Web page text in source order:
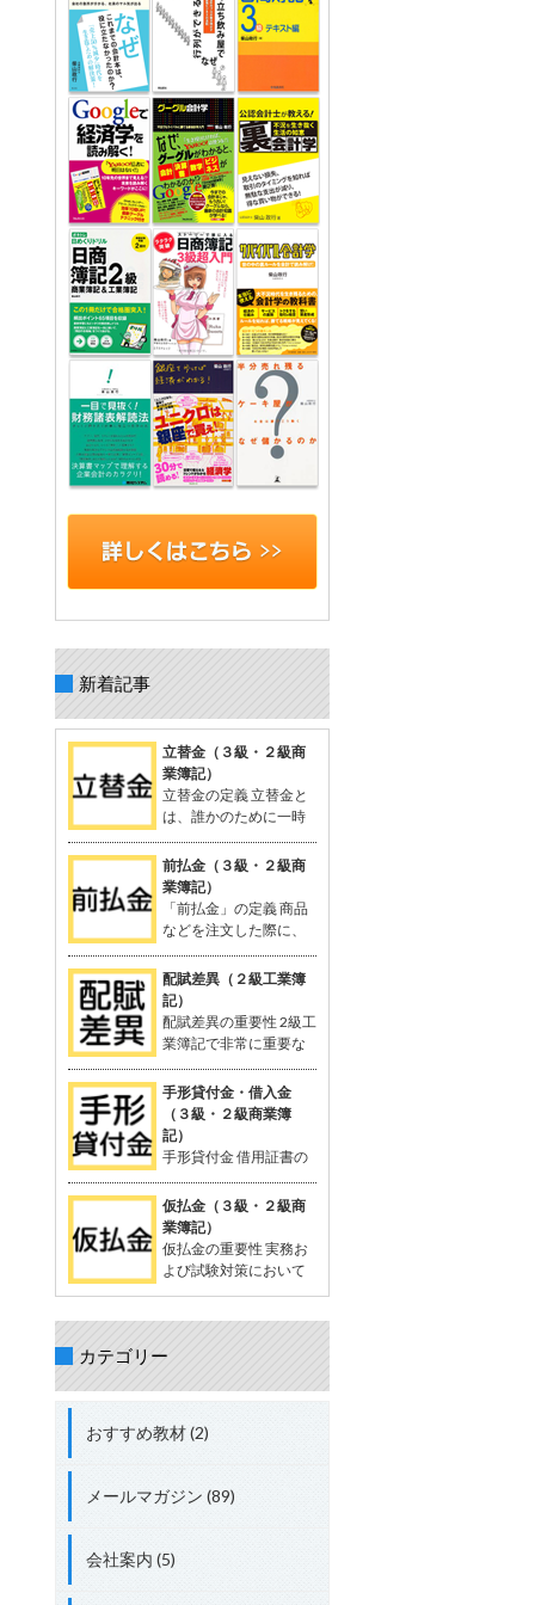
新着記事
立替金（３級・２級商
業簿記）
立替金の定義 立替金と
は、誰かのために一時
的に支払った代金で、
後日精算されるもの。 よく関連語句と
して「給料」がセットで出てくる。 立
替金の概念 例：従業員の個人的な支出
や取引先の負担すべき広告費などを、
一時的に立て替えて支払う。 支払った
金額は「将来返してもらう予定のお
金」として資産に計上される。 立替金
は「立替金の請求権」として扱われ、
資産勘定に計上。 簿記の問題での立替
金 給与支給時に従業員に対する立替金
を相殺する処理が出題されることがあ
る。 立替金の処理について理解してお
くことが重要。 具体的な取引例 例：従
業員の頼みで、個人的な支出65,000円
を立て替え、現金で支払う。 仕訳： 借
方：立替金 65,000円 貸方：現金
前払金（３級・２級商
業簿記）
「前払金」の定義 商品
などを注文した際に、
品物を受け取る前に支
払った手付金や内金のこと。 支払いに
関連する勘定科目として「前払金」が
使用される。 関連する用語：商品の仕
入れなど。 「前払金」の概念 契約や注
文が成立した際、手付金を支払うこと
が一般的。 支払った時点では品物の受
け取りが確定していないため、「一時
的に相手に預けているお金」として扱
う。 支払った金額は資産勘定に計上さ
れ、将来的に商品を受け取る権利を持
つと考えられる。 「前払金」の特性 仕
入れや費用として確定しているわけで
はない。 目的の品物が手に入らなけれ
ば、支払った金額を返金してもらうこ
ともある。 「前渡金」という用語も同
義で使用されることがある。 取引例
配賦差異（２級工業簿
記）
配賦差異の重要性 2級工
業簿記で非常に重要な
概念。 製造間接費を予
定配賦や標準原価計算で計算する際に
生じる差異。 試験対策として配賦差異
の理解は必須。 配賦差異の定義 配賦差
異は、製造間接費の予定配賦額（正常
配賦額）と実際発生額との差額。 この
差異の把握は、原価管理やコスト管理
において重要。 関連用語 「実際配
賦」、「予定配賦率」、「製造間接
費」、「部門費」など。 配賦差異には
「予算差異」と「操業度差異」の2種
類がある。 配賦差異の計算方法 予定
（正常）配賦額 = 予定（正常）配賦率
× 実際操業度。 実際発生額との差額が
配賦差異。 差異の処理方法 実際発生額
が予定額を上回る場合、追加コストと
して借方差異（不利差異）。 実際発生
額が予定額を下回る場合、コスト節約
手形貸付金・借入金
（３級・２級商業簿
記）
手形貸付金 借用証書の
代わりに約束手形を使
って行われる貸付債権。 資産に分類さ
れる。 手形を使わない場合は、「貸付
金」 手形借入金 借用証書の代わりに約
束手形を使って行われる借入債務。 負
債に分類される。 手形を使わない場合
れる場合：「手形借入金」 具体例 200
座預金に入金された場合： 借方：当座
+ 2,000,000円 総勘定元帳への転記 資
産：「当座預金 + 2,000,000円」 負
仮払金（３級・２級商
業簿記）
仮払金の重要性 実務お
よび試験対策において
重要な科目。 簿記3級以
類 資産勘定に分類される。 実際の支出
る。 仮払金の定義 支出金額や内容が確
定していない場合に一時的に支払う際
に使用する勘定科目。 支出内容が確定
した時点で精算処理を行い、仮払金は
解消される。 短期間で精算されること
が前提。 関連する勘定科目 現金や仮受
使用例 例: 出張費が確定しない場合、
社員に2,000円を仮払金として渡し、
カテゴリー
おすすめ教材 (2)
メールマガジン (89)
会社案内 (5)